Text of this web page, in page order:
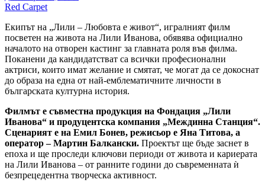
Red Carpet
Екипът на „Лили – Любовта е живот“, игралният филм
посветен на живота на Лили Иванова, обявява официално
началото на отворен кастинг за главната роля във филма.
Поканени да кандидатстват са всички професионални
актриси, които имат желание и смятат, че могат да се докоснат
до образа на една от най-емблематичните личности в
българската културна история.
Филмът е съвместна продукция на Фондация „Лили
Иванова“ и продуцентска компания „Междинна Станция“.
Сценарият е на Емил Бонев, режисьор е Яна Титова, а
оператор – Мартин Балкански. Проектът ще бъде заснет в
епоха и ще проследи ключови периоди от живота и кариерата
на Лили Иванова – от ранните години до съвременната ѝ
безпрецедентна творческа активност.